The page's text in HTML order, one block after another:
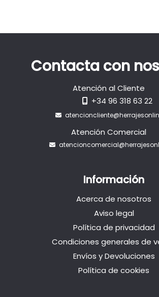
Contacta con
Atención al Cliente
+34 96 318 63 22
Atención Comercial
Información
Acerca de nosotros
Aviso legal
Política de privacidad
Condiciones generales de
Envíos y Devoluciones
Política de cookies